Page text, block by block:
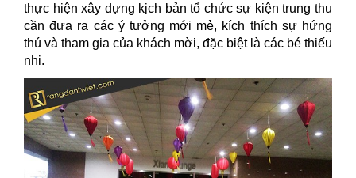
thực hiện xây dựng kịch bản tổ chức sự kiện trung thu
cần đưa ra các ý tưởng mới mẻ, kích thích sự hứng
thú và tham gia của khách mời, đặc biệt là các bé thiếu
nhi.